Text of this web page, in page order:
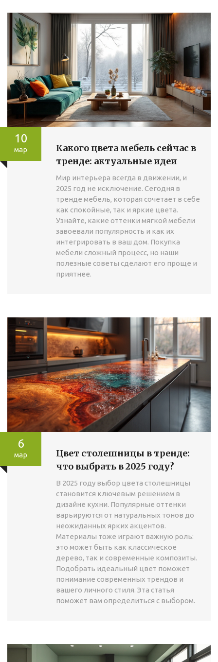
10
мар
Какого цвета мебель сейчас в
тренде: актуальные идеи
Мир интерьера всегда в движении, и
2025 год не исключение. Сегодня в
тренде мебель, которая сочетает в себе
как спокойные, так и яркие цвета.
Узнайте, какие оттенки мягкой мебели
завоевали популярность и как их
интегрировать в ваш дом. Покупка
мебели сложный процесс, но наши
полезные советы сделают его проще и
приятнее.
6
мар
Цвет столешницы в тренде:
что выбрать в 2025 году?
В 2025 году выбор цвета столешницы
становится ключевым решением в
дизайне кухни. Популярные оттенки
варьируются от натуральных тонов до
неожиданных ярких акцентов.
Материалы тоже играют важную роль:
это может быть как классическое
дерево, так и современные композиты.
Подобрать идеальный цвет поможет
понимание современных трендов и
вашего личного стиля. Эта статья
поможет вам определиться с выбором.